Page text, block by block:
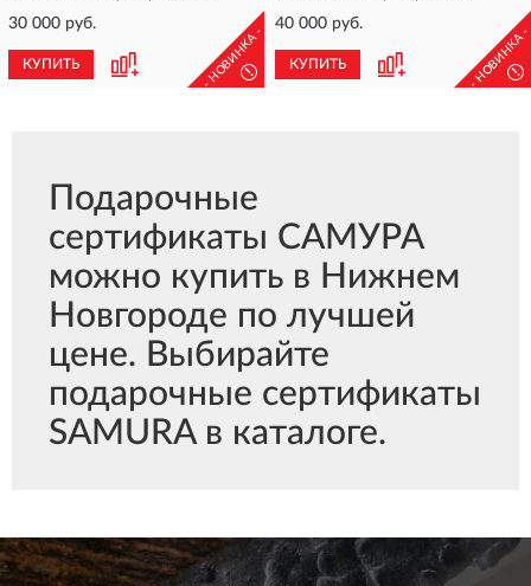
30 000 руб.
КУПИТЬ - НОВИНКА -
!
40 000 руб.
КУПИТЬ - НОВИНКА -
!
Подарочные
сертификаты САМУРА
можно купить в Нижнем
Новгороде по лучшей
цене. Выбирайте
подарочные сертификаты
SAMURA в каталоге.